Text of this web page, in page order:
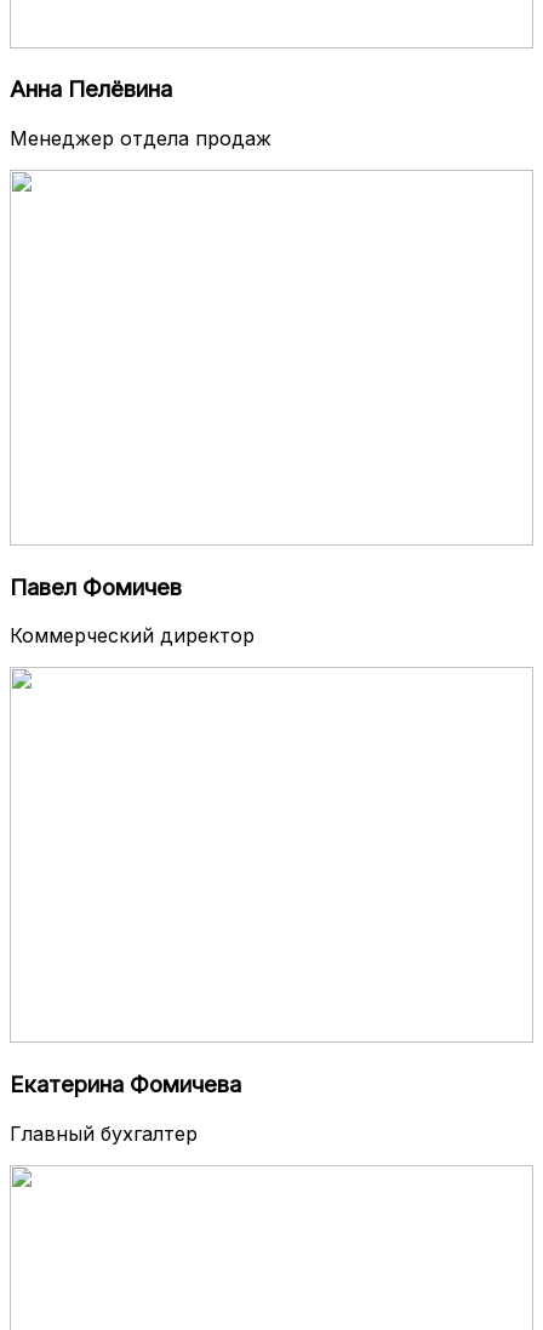
Анна Пелёвина
Менеджер отдела продаж
Павел Фомичев
Коммерческий директор
Екатерина Фомичева
Главный бухгалтер